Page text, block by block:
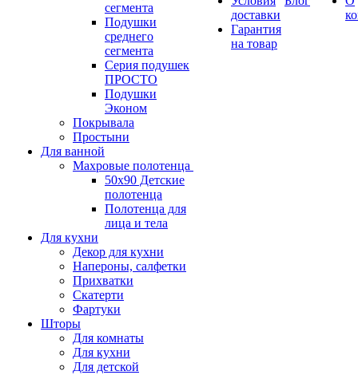
сегмента
Подушки
среднего
сегмента
Серия подушек
ПРОСТО
Подушки
Эконом
Покрывала
Простыни
Для ванной
Махровые полотенца
50х90 Детские
полотенца
Полотенца для
лица и тела
Для кухни
Декор для кухни
Напероны, салфетки
Прихватки
Скатерти
Фартуки
Шторы
Для комнаты
Для кухни
Для детской
доставки
Гарантия
на товар